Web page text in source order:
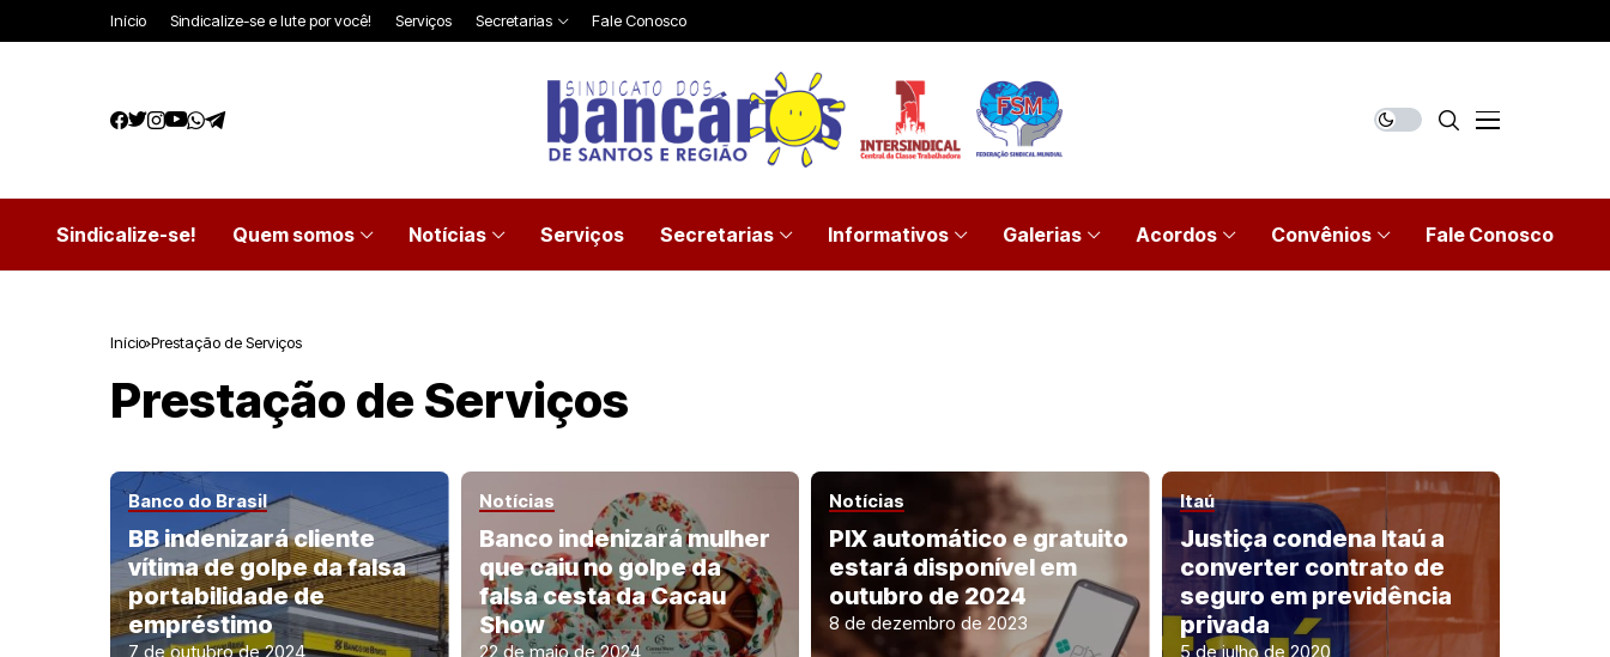
Início Sindicalize-se e lute por você! Serviços Secretarias Fale Conosco
Sindicalize-se! Quem somos Notícias Serviços Secretarias Informativos Galerias Acordos Convênios Fale Conosco
Início Prestação de Serviços
Prestação de Serviços
Banco do Brasil
BB indenizará cliente
vítima de golpe da falsa
portabilidade de
empréstimo
7 de outubro de 2024
Notícias
Banco indenizará mulher
que caiu no golpe da
falsa cesta da Cacau
Show
22 de maio de 2024
Notícias
PIX automático e gratuito
estará disponível em
outubro de 2024
8 de dezembro de 2023
Itaú
Justiça condena Itaú a
converter contrato de
seguro em previdência
privada
5 de julho de 2020